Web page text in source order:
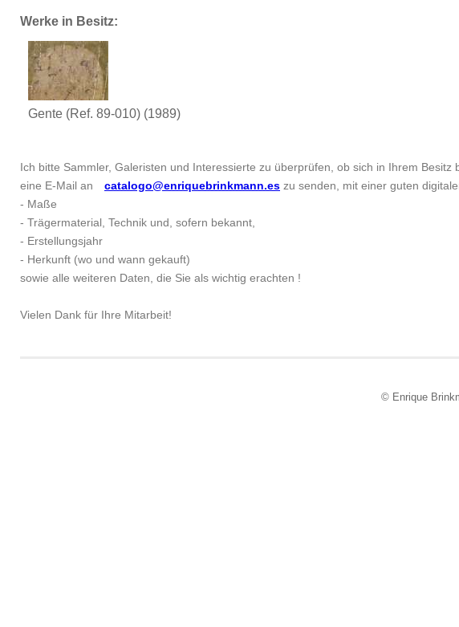
Werke in Besitz:
Gente (Ref. 89-010) (1989)
Ich bitte Sammler, Galeristen und Interessierte zu überprüfen, ob sich in Ihrem
eine E-Mail an
catalogo@enriquebrinkmann.es zu senden, mit einer guten
- Maße
- Trägermaterial, Technik und, sofern bekannt,
- Erstellungsjahr
- Herkunft (wo und wann gekauft)
sowie alle weiteren Daten, die Sie als wichtig erachten !
Vielen Dank für Ihre Mitarbeit!
© Enrique